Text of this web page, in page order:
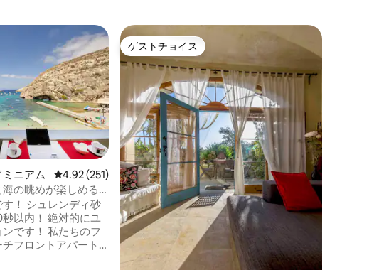
平均評価
ニアム レビュー251件、5つ星中4.92つ星の平均評価
4.92 (251)
の眺めが楽しめる
トのアパート
！ シュレンディ砂
絶対的にユ
私たちのフ
フロントアパート
ゲストチョイス
ゲストチョイス